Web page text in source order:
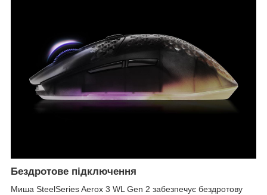
Бездротове підключення
Миша SteelSeries Aerox 3 WL Gen 2 забезпечує бездротову